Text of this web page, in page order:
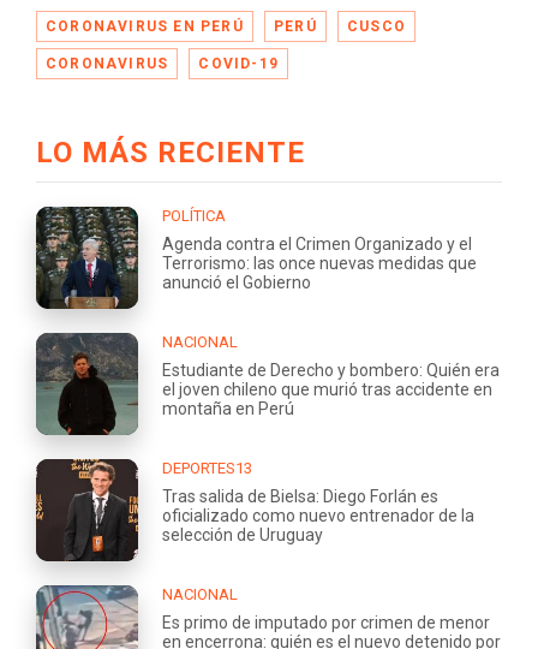
CORONAVIRUS EN PERÚ PERÚ CUSCO
CORONAVIRUS COVID-19
LO MÁS RECIENTE
POLÍTICA
Agenda contra el Crimen Organizado y el
Terrorismo: las once nuevas medidas que
anunció el Gobierno
NACIONAL
Estudiante de Derecho y bombero: Quién era
el joven chileno que murió tras accidente en
montaña en Perú
DEPORTES13
Tras salida de Bielsa: Diego Forlán es
oficializado como nuevo entrenador de la
selección de Uruguay
NACIONAL
Es primo de imputado por crimen de menor
en encerrona: quién es el nuevo detenido por